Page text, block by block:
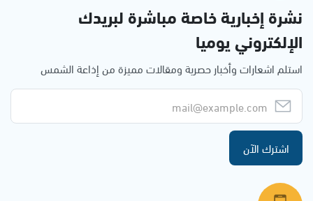
نشرة إخبارية خاصة مباشرة لبريدك
الإلكتروني يوميا
استلم اشعارات وأخبار حصرية ومقالات مميزة من إذاعة الشمس
اشترك الآن